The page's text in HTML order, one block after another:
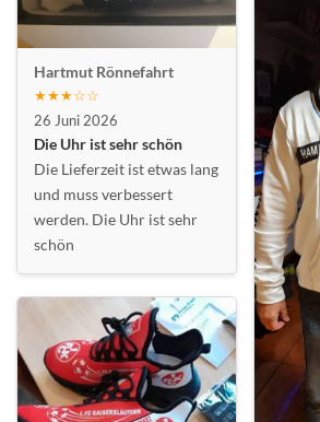
Hartmut Rönnefahrt
★★★☆☆
26 Juni 2026
Die Uhr ist sehr schön
Die Lieferzeit ist etwas lang
und muss verbessert
werden. Die Uhr ist sehr
schön